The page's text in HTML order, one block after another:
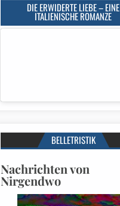
DIE ERWIDERTE LIEBE – EINE
ITALIENISCHE ROMANZE
BELLETRISTIK
Nachrichten von
Nirgendwo